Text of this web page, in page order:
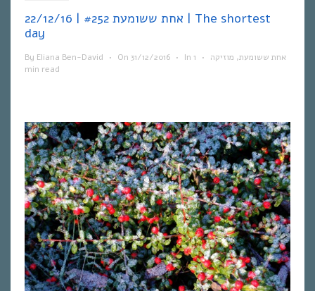
אחת ששומעת #252 | 22/12/16 | The shortest
day
By Eliana Ben-David • On 31/12/2016 • In אחת ששומעת, מוזיקה •
1
min read